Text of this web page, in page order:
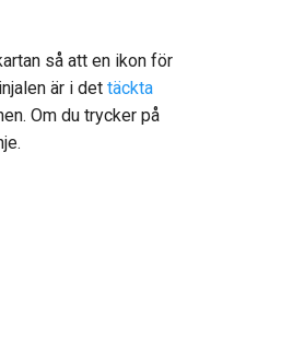
så att en ikon för
är i det täckta
Om du trycker på